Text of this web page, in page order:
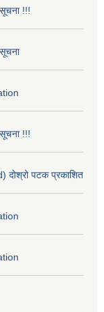
!!!
!!!
पटक प्रकाशित